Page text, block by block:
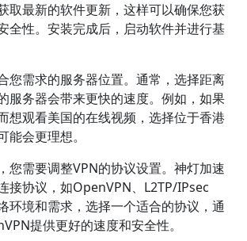
取最新的软件更新，这样可以确保您获
全性。安装完成后，启动软件并进行基
您需求的服务器位置。通常，选择距离
服务器会带来更快的速度。例如，如果
想观看美国的在线视频，选择位于香港
能会更理想。
您需要调整VPN的协议设置。神灯加速
接协议，如OpenVPN、L2TP/IPsec
环境和需求，选择一个适合的协议，通
提供更好的速度和安全性。